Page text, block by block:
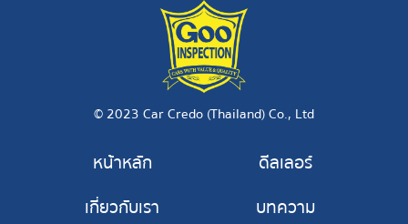
© 2023 Car Credo (Thailand) Co., Ltd
หน้าหลัก
เกี่ยวกับเรา
ดีลเลอร์
บทความ